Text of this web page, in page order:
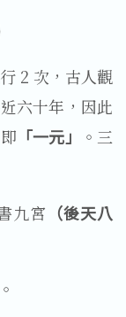
2 次，古人觀
六十年，因此
「一元」
。三
九宮 （後天八
。